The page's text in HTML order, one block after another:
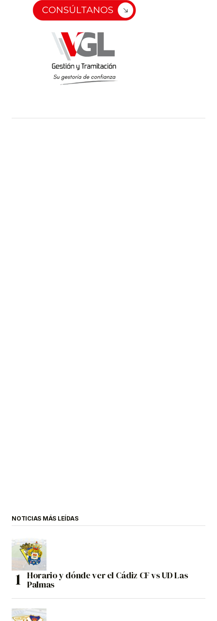
NOTICIAS MÁS LEÍDAS
Horario y dónde ver el Cádiz CF vs UD Las
Palmas